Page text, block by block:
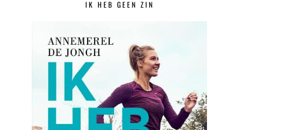
IK HEB GEEN ZIN